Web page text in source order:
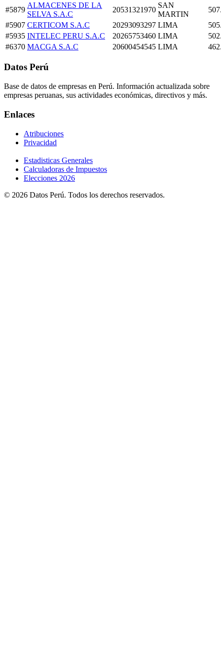
#5879
ALMACENES DE LA
SELVA S.A.C
20531321970
SAN
MARTIN
#5907 CERTICOM S.A.C 20293093297 LIMA
#5935 INTELEC PERU S.A.C 20265753460 LIMA
#6370 MACGA S.A.C 20600454545 LIMA
Datos Perú
Base de datos de empresas en Perú. Información actualizada sobre
empresas peruanas, sus actividades económicas, directivos y más.
Enlaces
Atribuciones
Privacidad
Estadisticas Generales
Calculadoras de Impuestos
Elecciones 2026
© 2026 Datos Perú. Todos los derechos reservados.